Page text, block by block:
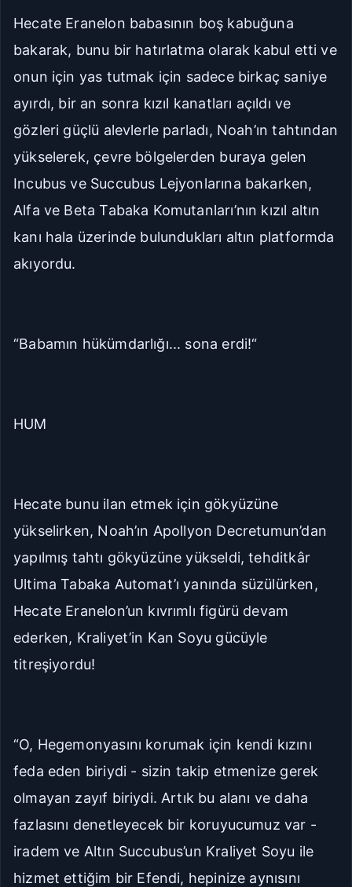
Hecate Eranelon babasının boş kabuğuna
bakarak, bunu bir hatırlatma olarak kabul etti ve
onun için yas tutmak için sadece birkaç saniye
ayırdı, bir an sonra kızıl kanatları açıldı ve
gözleri güçlü alevlerle parladı, Noah’ın tahtından
yükselerek, çevre bölgelerden buraya gelen
Incubus ve Succubus Lejyonlarına bakarken,
Alfa ve Beta Tabaka Komutanları’nın kızıl altın
kanı hala üzerinde bulundukları altın platformda
akıyordu.
“Babamın hükümdarlığı... sona erdi!“
HUM
Hecate bunu ilan etmek için gökyüzüne
yükselirken, Noah’ın Apollyon Decretumun’dan
yapılmış tahtı gökyüzüne yükseldi, tehditkâr
Ultima Tabaka Automat’ı yanında süzülürken,
Hecate Eranelon’un kıvrımlı figürü devam
ederken, Kraliyet’in Kan Soyu gücüyle
titreşiyordu!
“O, Hegemonyasını korumak için kendi kızını
feda eden biriydi - sizin takip etmenize gerek
olmayan zayıf biriydi. Artık bu alanı ve daha
fazlasını denetleyecek bir koruyucumuz var -
iradem ve Altın Succubus’un Kraliyet Soyu ile
hizmet ettiğim bir Efendi, hepinize aynısını